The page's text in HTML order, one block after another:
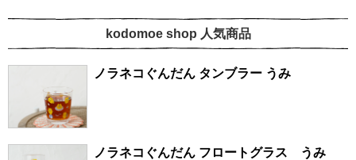
kodomoe shop 人気商品
ノラネコぐんだん タンブラー うみ
ノラネコぐんだん フロートグラス うみ